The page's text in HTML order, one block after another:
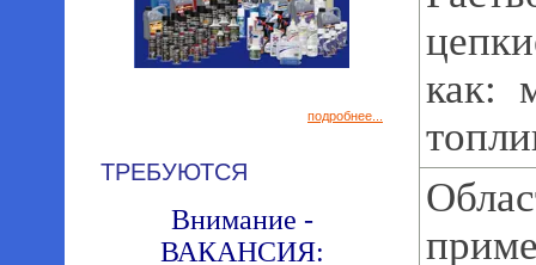
подробнее...
ТРЕБУЮТСЯ
Внимание -
ВАКАНСИЯ:
как: